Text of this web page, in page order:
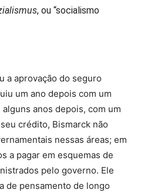
, ou “socialismo
a aprovação do seguro
um ano depois com um
anos depois, com um
crédito, Bismarck não
nessas áreas; em
a pagar em esquemas de
pelo governo. Ele
de pensamento de longo